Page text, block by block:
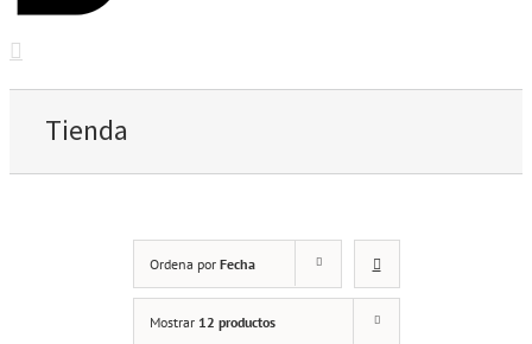
Tienda
Ordena por Fecha
Mostrar 12 productos